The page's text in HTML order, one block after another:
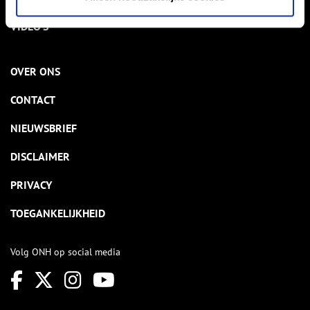
VIDEO’S
OVER ONS
CONTACT
NIEUWSBRIEF
DISCLAIMER
PRIVACY
TOEGANKELIJKHEID
Volg ONH op social media